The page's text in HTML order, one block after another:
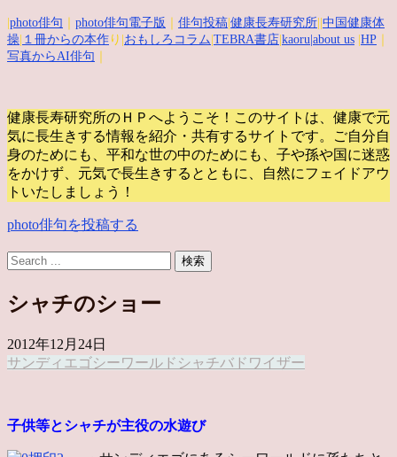
photo俳句 photo俳句電子版 俳句投稿 健康長寿研究所 中国健康体
操 １冊からの本作 り| おもしろコラム TEBRA書店 kaoru |about us HP
写真からAI俳句
健康長寿研究所のＨＰへようこそ！このサイトは、健康で元
気に長生きする情報を紹介・共有するサイトです。
ご自分自
身のためにも、平和な世の中のためにも、子や孫や国に迷惑
をかけず、元気で長生きするとともに、自然にフェイドアウ
トいたしましょう！
photo俳句を投稿する
シャチのショー
2012年12月24日
サンディエゴシーワールド シャチバドワイザー
子供等とシャチが主役の水遊び